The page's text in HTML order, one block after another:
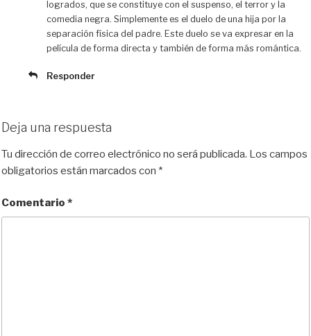
logrados, que se constituye con el suspenso, el terror y la
comedia negra. Simplemente es el duelo de una hija por la
separación física del padre. Este duelo se va expresar en la
película de forma directa y también de forma más romántica.
Responder
Deja una respuesta
Tu dirección de correo electrónico no será publicada. Los campos
obligatorios están marcados con *
Comentario *